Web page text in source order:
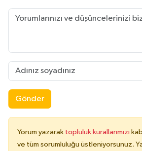
Gönder
Yorum yazarak topluluk kurallarımızı
ve tüm sorumluluğu üstleniyorsunuz.